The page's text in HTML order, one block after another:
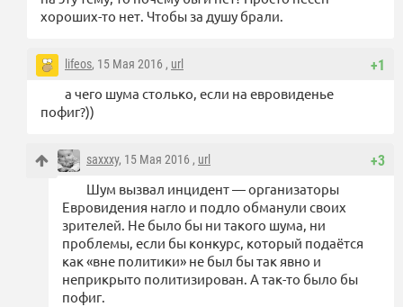
хороших-то нет. Чтобы за душу брали.
+1
lifeos, 15 Мая 2016 , url
а чего шума столько, если на евровиденье
пофиг?))
+3
saxxxy, 15 Мая 2016 , url
Шум вызвал инцидент — организаторы
Евровидения нагло и подло обманули своих
зрителей. Не было бы ни такого шума, ни
проблемы, если бы конкурс, который подаётся
как «вне политики» не был бы так явно и
неприкрыто политизирован. А так-то было бы
пофиг.